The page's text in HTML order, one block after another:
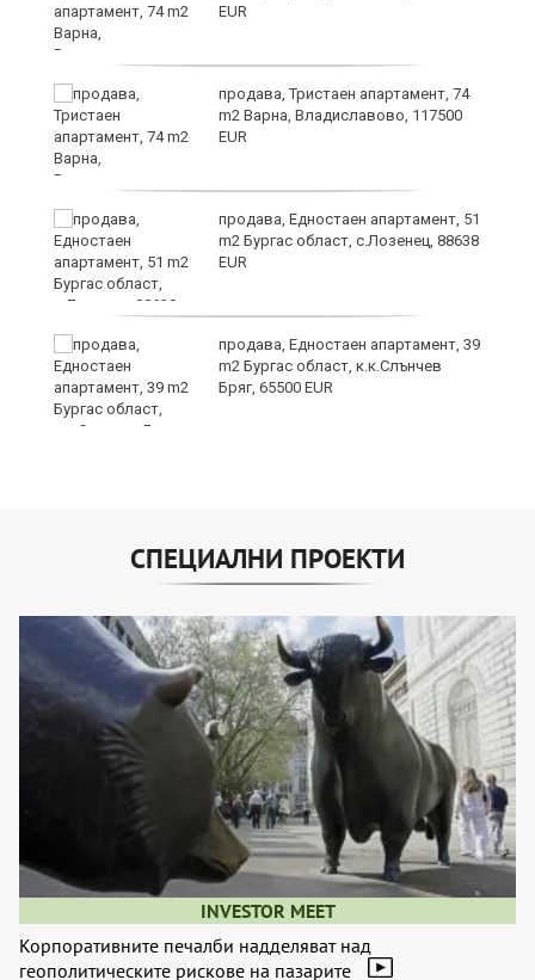
EUR
продава, Тристаен апартамент, 74
m2 Варна, Владиславово, 117500
EUR
продава, Едностаен апартамент, 51
m2 Бургас област, с.Лозенец, 88638
EUR
продава, Едностаен апартамент, 39
m2 Бургас област, к.к.Слънчев
Бряг, 65500 EUR
СПЕЦИАЛНИ ПРОЕКТИ
INVESTOR MEET
Корпоративните печалби надделяват над
геополитическите рискове на пазарите